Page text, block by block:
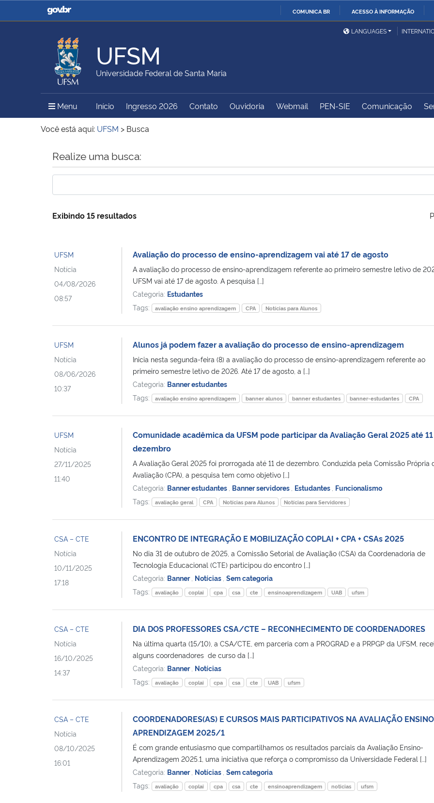
COMUNICA BR ACESSO À INFORMAÇÃO
Casa Civil
Ministério da Justiça e
Ministério da Defesa
Ministério das Relações
Exteriores
Ministério da Agricultura,
Pecuária e Abastecimento
Ministério da Educação
Ministério do Meio Ambiente Ministério do Turismo
Ministério do
Controladoria-Geral da
LANGUAGES
UFSM
Universidade Federal de Santa Maria
Menu Menu Principal do Sítio
Início Ingresso 2026 Contato Ouvidoria Webmail PEN-SIE Comunicação
Você está aqui: UFSM > Busca
Início do conteúdo
Realize uma busca:
Exibindo 15 resultados
UFSM
Notícia
04/08/2026
08:57
Avaliação do processo de ensino-aprendizagem vai até 17 de agosto
A avaliação do processo de ensino-aprendizagem referente ao primeiro semestre letivo de
UFSM vai até 17 de agosto. A pesquisa […]
Categoria: Estudantes
Tags:
avaliação ensino aprendizagem CPA Notícias para Alunos
UFSM
Notícia
08/06/2026
10:37
Alunos já podem fazer a avaliação do processo de ensino-aprendizagem
Inicia nesta segunda-feira (8) a avaliação do processo de ensino-aprendizagem referente ao
primeiro semestre letivo de 2026. Até 17 de agosto, a […]
Categoria: Banner estudantes
Tags:
avaliação ensino aprendizagem banner alunos banner estudantes banner-estudantes CPA
UFSM
Notícia
27/11/2025
11:40
Comunidade acadêmica da UFSM pode participar da Avaliação Geral 2025 até
dezembro
A Avaliação Geral 2025 foi prorrogada até 11 de dezembro. Conduzida pela Comissão Própria
Avaliação (CPA), a pesquisa tem como objetivo […]
Categoria: Banner estudantes Banner servidores Estudantes Funcionalismo
Tags:
avaliação geral CPA Notícias para Alunos Notícias para Servidores
CSA – CTE
Notícia
10/11/2025
17:18
ENCONTRO DE INTEGRAÇÃO E MOBILIZAÇÃO COPLAI + CPA + CSAs 2025
No dia 31 de outubro de 2025, a Comissão Setorial de Avaliação (CSA) da Coordenadoria de
Tecnologia Educacional (CTE) participou do encontro […]
Categoria: Banner Notícias Sem categoria
Tags:
avaliação coplai cpa csa cte ensinoaprendizagem UAB ufsm
CSA – CTE
Notícia
16/10/2025
14:37
DIA DOS PROFESSORES CSA/CTE – RECONHECIMENTO DE COORDENADORES
Na última quarta (15/10), a CSA/CTE, em parceria com a PROGRAD e a PRPGP da UFSM,
alguns coordenadores de curso da […]
Categoria: Banner Notícias
Tags:
avaliação coplai cpa csa cte UAB ufsm
CSA – CTE
Notícia
08/10/2025
16:01
COORDENADORES(AS) E CURSOS MAIS PARTICIPATIVOS NA AVALIAÇÃO
APRENDIZAGEM 2025/1
É com grande entusiasmo que compartilhamos os resultados parciais da Avaliação Ensino-
Aprendizagem 2025.1, uma iniciativa que reforça o compromisso da Universidade Federal […]
Categoria: Banner Notícias Sem categoria
Tags:
avaliação coplai cpa csa cte ensinoaprendizagem noticias ufsm